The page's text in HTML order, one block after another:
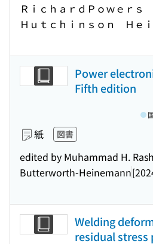
ＲｉｃｈａｒｄＰｏｗｅｒｓ
Ｈｕｔｃｈｉｎｓｏｎ Ｈｅ
Power
Fifth edition
紙 図書
edited by Muhammad H.
Butterworth-Heinemann
Welding
residual stress